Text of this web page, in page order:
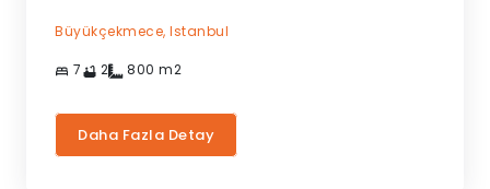
Büyükçekmece, Istanbul
7 2 800 m2
Daha Fazla Detay